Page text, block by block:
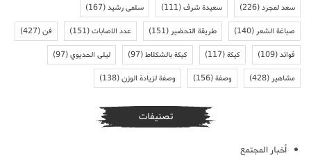
سعد لمجرد(226) سعيدة شرف(111) سلمى رشيد(167)
صباغة الشعر(140) طريقة التحضير(151) عدد الاصابات(151) فن(427)
فوائد(109) كيكة(117) كيكة بالشكلاط(97) ليلى الحديوي(97)
مشاهير(428) وصفة(156) وصفة لزيادة الوزن(138)
تصنيفات
أخبار المجتمع